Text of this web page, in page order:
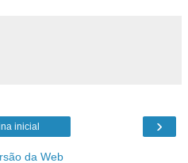
›
inicial
da Web